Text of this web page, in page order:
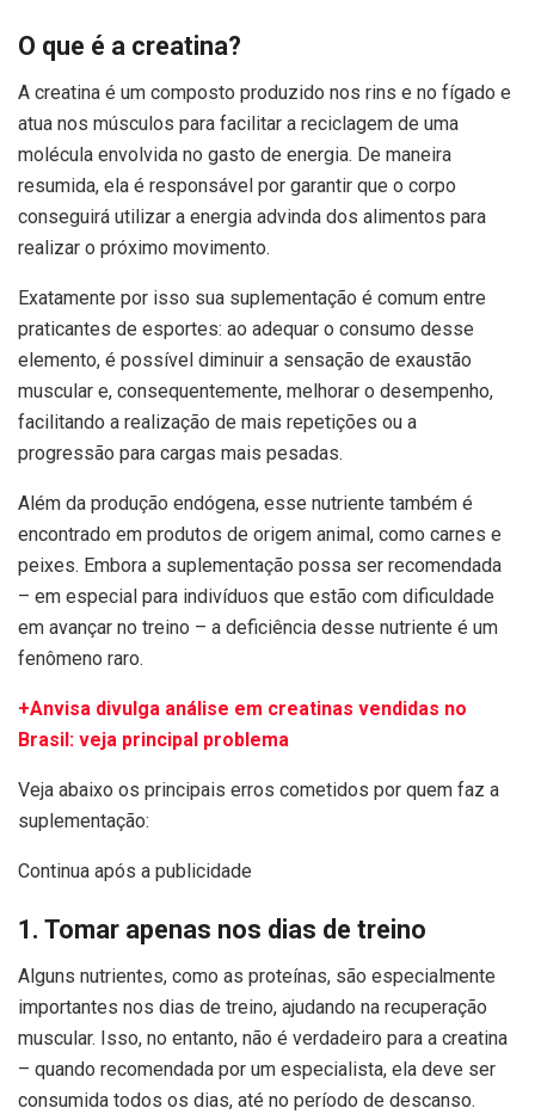
O que é a creatina?
A creatina é um composto produzido nos rins e no fígado e
atua nos músculos para facilitar a reciclagem de uma
molécula envolvida no gasto de energia. De maneira
resumida, ela é responsável por garantir que o corpo
conseguirá utilizar a energia advinda dos alimentos para
realizar o próximo movimento.
Exatamente por isso sua suplementação é comum entre
praticantes de esportes: ao adequar o consumo desse
elemento, é possível diminuir a sensação de exaustão
muscular e, consequentemente, melhorar o desempenho,
facilitando a realização de mais repetições ou a
progressão para cargas mais pesadas.
Além da produção endógena, esse nutriente também é
encontrado em produtos de origem animal, como carnes e
peixes. Embora a suplementação possa ser recomendada
– em especial para indivíduos que estão com dificuldade
em avançar no treino – a deficiência desse nutriente é um
fenômeno raro.
+Anvisa divulga análise em creatinas vendidas no
Brasil: veja principal problema
Veja abaixo os principais erros cometidos por quem faz a
suplementação:
Continua após a publicidade
1. Tomar apenas nos dias de treino
Alguns nutrientes, como as proteínas, são especialmente
importantes nos dias de treino, ajudando na recuperação
muscular. Isso, no entanto, não é verdadeiro para a creatina
– quando recomendada por um especialista, ela deve ser
consumida todos os dias, até no período de descanso.